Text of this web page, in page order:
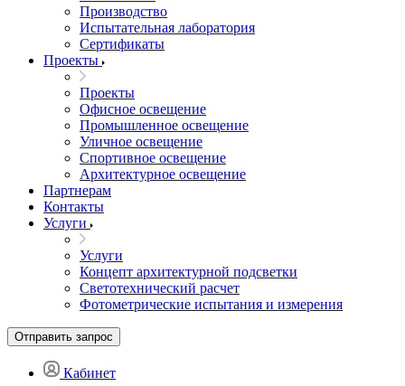
Производство
Испытательная лаборатория
Сертификаты
Проекты
Проекты
Офисное освещение
Промышленное освещение
Уличное освещение
Спортивное освещение
Архитектурное освещение
Партнерам
Контакты
Услуги
Услуги
Концепт архитектурной подсветки
Светотехнический расчет
Фотометрические испытания и измерения
Отправить запрос
Кабинет